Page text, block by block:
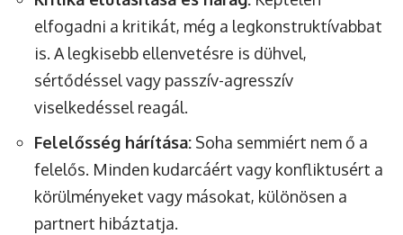
elfogadni a kritikát, még a legkonstruktívabbat
is. A legkisebb ellenvetésre is dühvel,
sértődéssel vagy passzív-agresszív
viselkedéssel reagál.
Felelősség hárítása: Soha semmiért nem ő a
felelős. Minden kudarcáért vagy konfliktusért a
körülményeket vagy másokat, különösen a
partnert hibáztatja.